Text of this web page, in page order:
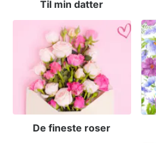
Til min datter
De fineste roser